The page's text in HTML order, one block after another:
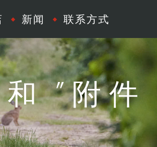
新闻 联系方式
”附件